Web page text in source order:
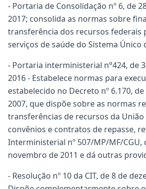
- Portaria de Consolidação nº 6, de
2017; consolida as normas sobre
transferência dos recursos federais
serviços de saúde do Sistema Único
- Portaria interministerial n°424, de
2016 - Estabelece normas para
estabelecido no Decreto nº 6.170,
2007, que dispõe sobre as normas
transferências de recursos da
convênios e contratos de repasse,
Interministerial nº 507/MP/MF/CGU,
novembro de 2011 e dá outras
- Resolução nº 10 da CIT, de 8 de